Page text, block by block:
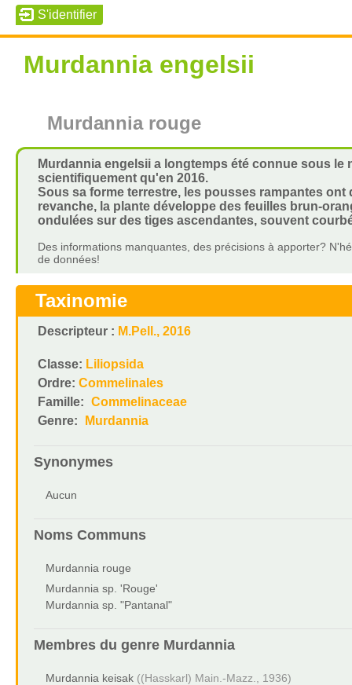
Murdannia engelsii
Murdannia rouge
Murdannia engelsii a longtemps été connue sous
scientifiquement qu'en 2016.
Sous sa forme terrestre, les pousses rampantes
revanche, la plante développe des feuilles brun-
ondulées sur des tiges ascendantes, souvent
Des informations manquantes, des précisions à apporter?
de données!
Taxinomie
Descripteur : M.Pell., 2016
Classe: Liliopsida
Ordre: Commelinales
Famille: Commelinaceae
Genre:
Murdannia
Synonymes
Aucun
Noms Communs
Murdannia rouge
Murdannia sp. 'Rouge'
Murdannia sp. "Pantanal"
Membres du genre Murdannia
Murdannia keisak ((Hasskarl) Main.-Mazz., 1936)